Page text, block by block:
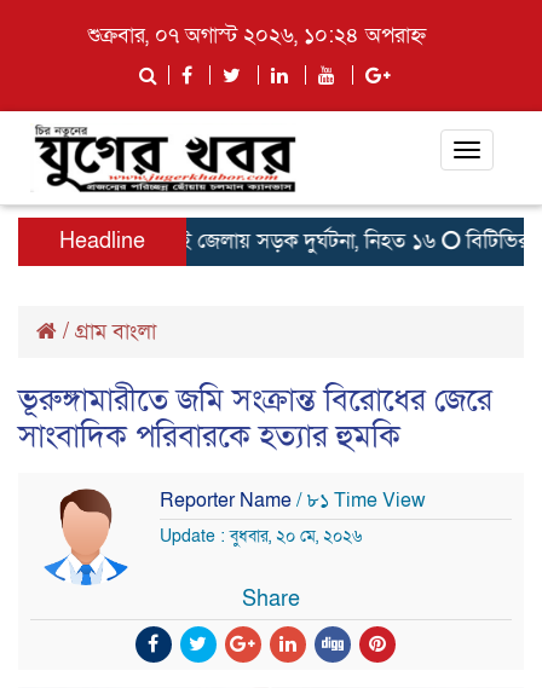
শুক্রবার, ০৭ অগাস্ট ২০২৬, ১০:২৪ অপরাহ্ন
Toggle
Headline
সকালে দুই জেলায় সড়ক দুর্ঘটনা, নিহত ১৬ বিটিভির
/ গ্রাম বাংলা
ভূরুঙ্গামারীতে জমি সংক্রান্ত বিরোধের জেরে
সাংবাদিক পরিবারকে হত্যার হুমকি
Reporter Name/ ৮১ Time View
Update : বুধবার, ২০ মে, ২০২৬
Share